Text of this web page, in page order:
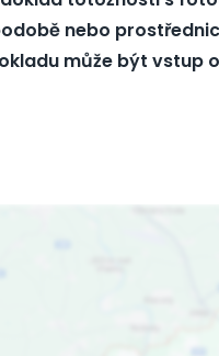
nebo
může být vstup